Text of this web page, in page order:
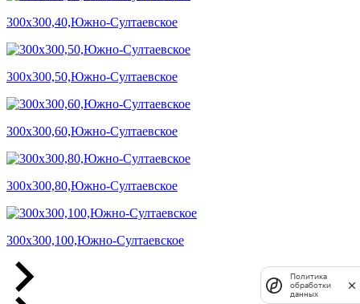
300х300,40,Южно-Султаевское
300х300,50,Южно-Султаевское
300х300,60,Южно-Султаевское
300х300,80,Южно-Султаевское
300х300,100,Южно-Султаевское
Политика
обработки
данных